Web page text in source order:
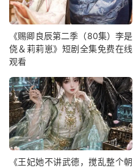
《赐卿良辰第二季（80集）李是
侥＆莉莉崽》短剧全集免费在线
观看
《王妃她不讲武德，搅乱整个朝